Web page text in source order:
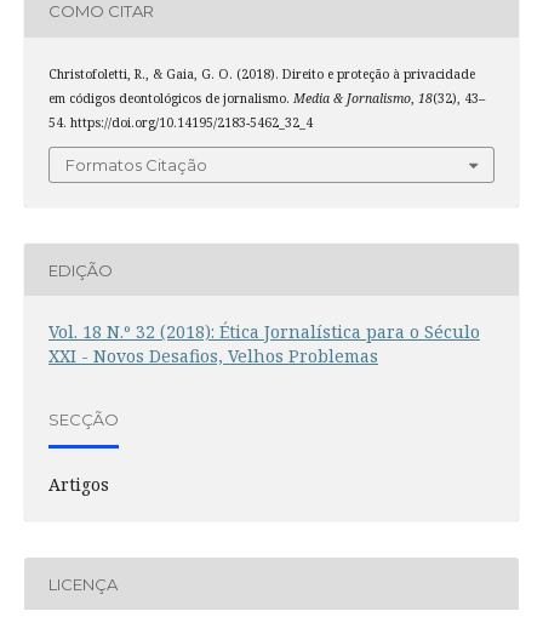
COMO CITAR
Christofoletti, R., & Gaia, G. O. (2018). Direito e proteção à privacidade
em códigos deontológicos de jornalismo. Media & Jornalismo, 18(32), 43–
54. https://doi.org/10.14195/2183-5462_32_4
Formatos Citação
EDIÇÃO
Vol. 18 N.º 32 (2018): Ética Jornalística para o Século
XXI - Novos Desafios, Velhos Problemas
SECÇÃO
Artigos
LICENÇA